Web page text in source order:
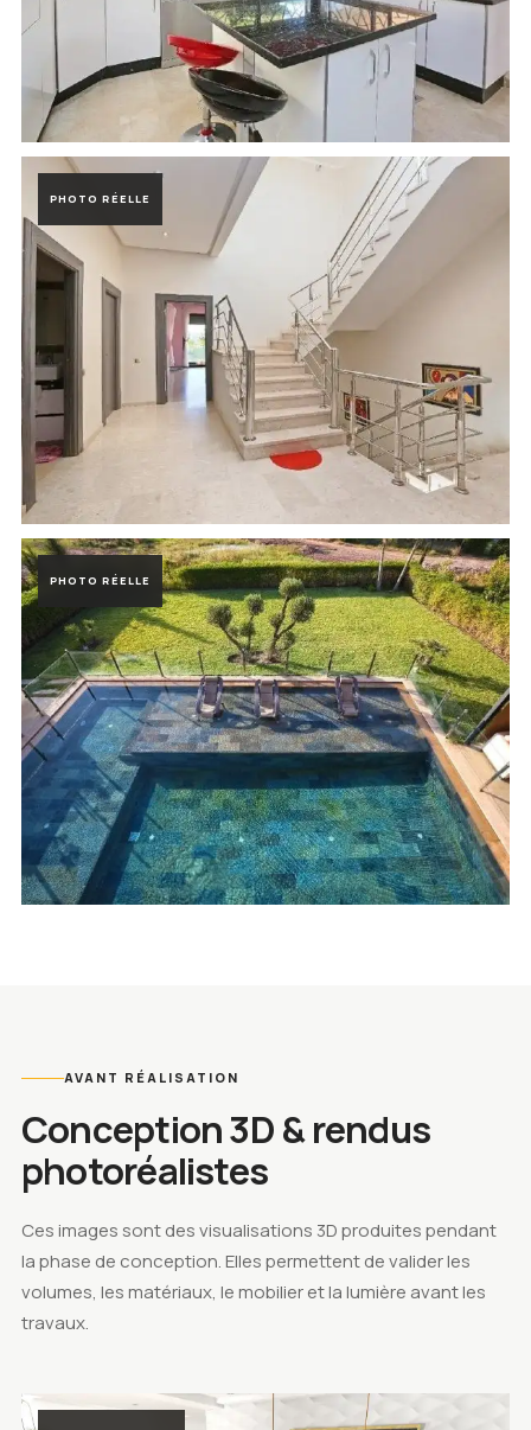
Photo de la réalisation Villa Prestigia Marrakech à Marrakech,
PHOTO RÉELLE
Photo de la réalisation Villa Prestigia Marrakech à Marrakech,
PHOTO RÉELLE
AVANT RÉALISATION
Conception 3D & rendus
photoréalistes
Ces images sont des visualisations 3D produites pendant
la phase de conception. Elles permettent de valider les
volumes, les matériaux, le mobilier et la lumière avant les
travaux.